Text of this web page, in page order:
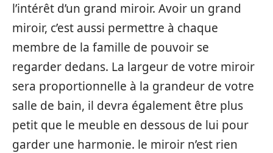
l’intérêt d’un grand miroir. Avoir un grand
miroir, c’est aussi permettre à chaque
membre de la famille de pouvoir se
regarder dedans. La largeur de votre miroir
sera proportionnelle à la grandeur de votre
salle de bain, il devra également être plus
petit que le meuble en dessous de lui pour
garder une harmonie. le miroir n’est rien